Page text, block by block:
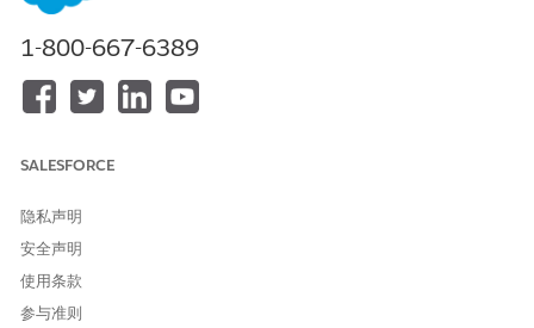
请参阅
Agentforce Conversations 和 Flex Credits 的信用消耗。
另请参阅：
Salesforce 帮助：非结构化数据和搜索索引的计费注意事项
Salesforce 帮助：Salesforce Customer Data 360 流量卡
1-800-667-6389
SALESFORCE
隐私声明
安全声明
使用条款
参与准则